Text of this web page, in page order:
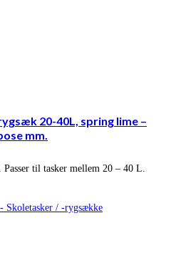
20-40L, spring lime –
mm.
til tasker mellem 20 – 40 L.